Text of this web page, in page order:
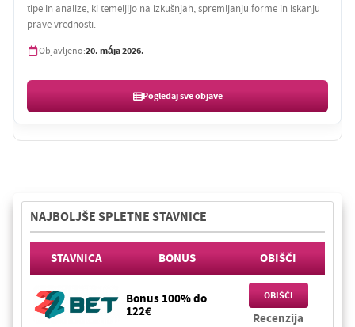
tipe in analize, ki temeljijo na izkušnjah, spremljanju forme in iskanju
prave vrednosti.
Objavljeno:20. mája 2026.
Pogledaj sve objave
NAJBOLJŠE SPLETNE STAVNICE
STAVNICA BONUS OBIŠČI
Bonus 100% do
122€
OBIŠČI
Recenzija